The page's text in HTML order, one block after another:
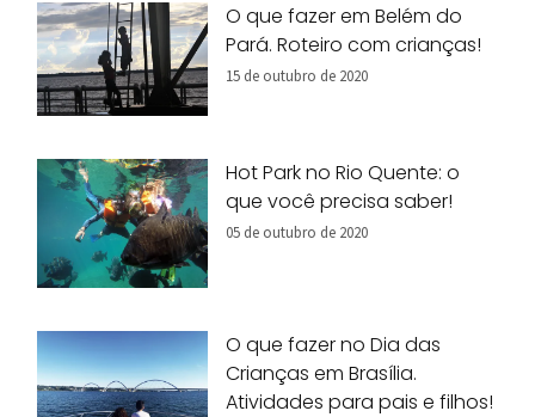
O que fazer em Belém do
Pará. Roteiro com crianças!
15 de outubro de 2020
Hot Park no Rio Quente: o
que você precisa saber!
05 de outubro de 2020
O que fazer no Dia das
Crianças em Brasília.
Atividades para pais e filhos!